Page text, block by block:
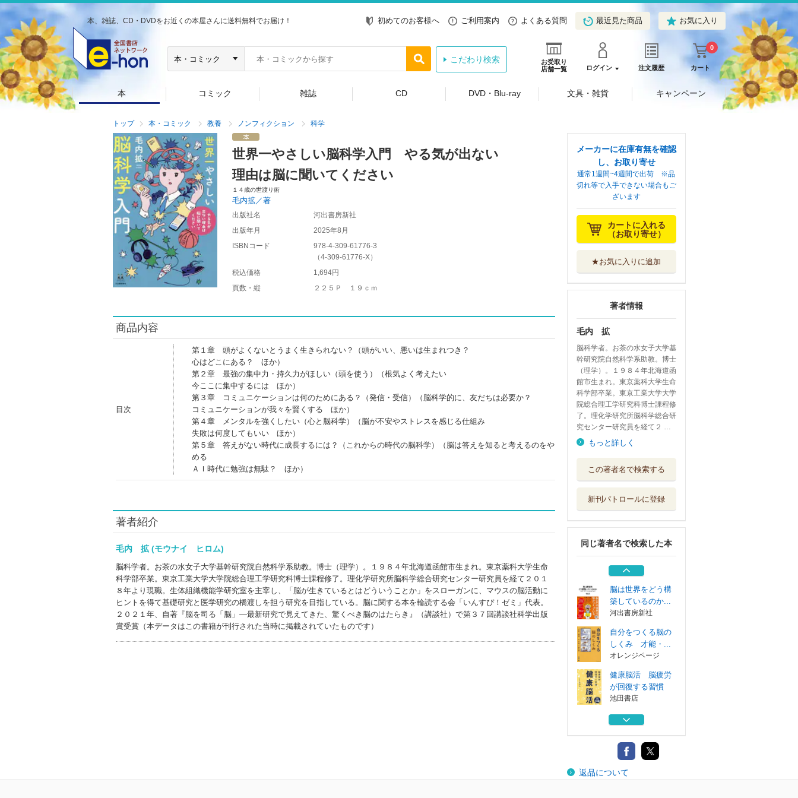
本、雑誌、CD・DVDをお近くの本屋さんに送料無料でお届け！ 初めてのお客様へ ご利用案内 よくある質問 最近見た商品 お気に入り
お受取り
店舗一覧
ログイン 注文履歴 カート
0
こだわり検索
本 コミック 雑誌 CD DVD・Blu-ray 文具・雑貨 キャンペーン
トップ 本・コミック 教養 ノンフィクション 科学
世界一やさしい脳科学入門 やる気が出ない
理由は脳に聞いてください
１４歳の世渡り術
毛内拡／著
出版社名
河出書房新社
出版年月
2025年8月
ISBNコード
978-4-309-61776-3
（4-309-61776-X）
税込価格
1,694円
頁数・縦
２２５Ｐ １９ｃｍ
商品内容
目次
第１章 頭がよくないとうまく生きられない？（頭がいい、悪いは生まれつき？
心はどこにある？ ほか）
第２章 最強の集中力・持久力がほしい（頭を使う）（根気よく考えたい
今ここに集中するには ほか）
第３章 コミュニケーションは何のためにある？（発信・受信）（脳科学的に、友だちは必要か？
コミュニケーションが我々を賢くする ほか）
第４章 メンタルを強くしたい（心と脳科学）（脳が不安やストレスを感じる仕組み
失敗は何度してもいい ほか）
第５章 答えがない時代に成長するには？（これからの時代の脳科学）（脳は答えを知ると考えるのをや
める
ＡＩ時代に勉強は無駄？ ほか）
著者紹介
毛内 拡 (モウナイ ヒロム)
脳科学者。お茶の水女子大学基幹研究院自然科学系助教。博士（理学）。１９８４年北海道函館市生まれ。東京薬科大学生命
科学部卒業。東京工業大学大学院総合理工学研究科博士課程修了。理化学研究所脳科学総合研究センター研究員を経て２０１
８年より現職。生体組織機能学研究室を主宰し、「脳が生きているとはどういうことか」をスローガンに、マウスの脳活動に
ヒントを得て基礎研究と医学研究の橋渡しを担う研究を目指している。脳に関する本を輪読する会「いんすぴ！ゼミ」代表。
２０２１年、自著『脳を司る「脳」―最新研究で見えてきた、驚くべき脳のはたらき』（講談社）で第３７回講談社科学出版
賞受賞（本データはこの書籍が刊行された当時に掲載されていたものです）
メーカーに在庫有無を確認
し、お取り寄せ
通常1週間~4週間で出荷 ※品
切れ等で入手できない場合もご
ざいます
カートに入れる
（お取り寄せ）
★お気に入りに追加
著者情報
毛内 拡
脳科学者。お茶の水女子大学基
幹研究院自然科学系助教。博士
（理学）。１９８４年北海道函
館市生まれ。東京薬科大学生命
科学部卒業。東京工業大学大学
院総合理工学研究科博士課程修
了。理化学研究所脳科学総合研
究センター研究員を経て２ …
もっと詳しく
この著者名で検索する
新刊パトロールに登録
同じ著者名で検索した本
が回復する習慣
ニューロンの生物
丸善出版
読書する脳
ＳＢクリエイテ...
脳は世界をどう構
築しているのか...
河出書房新社
自分をつくる脳の
しくみ 才能・...
オレンジページ
健康脳活 脳疲労
が回復する習慣
池田書店
ニューロンの生物
丸善出版
読書する脳
ＳＢクリエイテ...
返品について